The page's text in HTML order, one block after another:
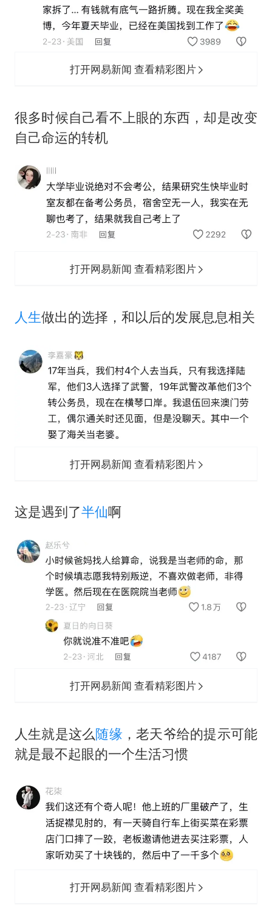
打开网易新闻 查看精彩图片
很多时候自己看不上眼的东西，却是改变
自己命运的转机
打开网易新闻 查看精彩图片
人生做出的选择，和以后的发展息息相关
打开网易新闻 查看精彩图片
这是遇到了半仙啊
打开网易新闻 查看精彩图片
人生就是这么随缘 ，老天爷给的提示可能
就是最不起眼的一个生活习惯
打开网易新闻 查看精彩图片